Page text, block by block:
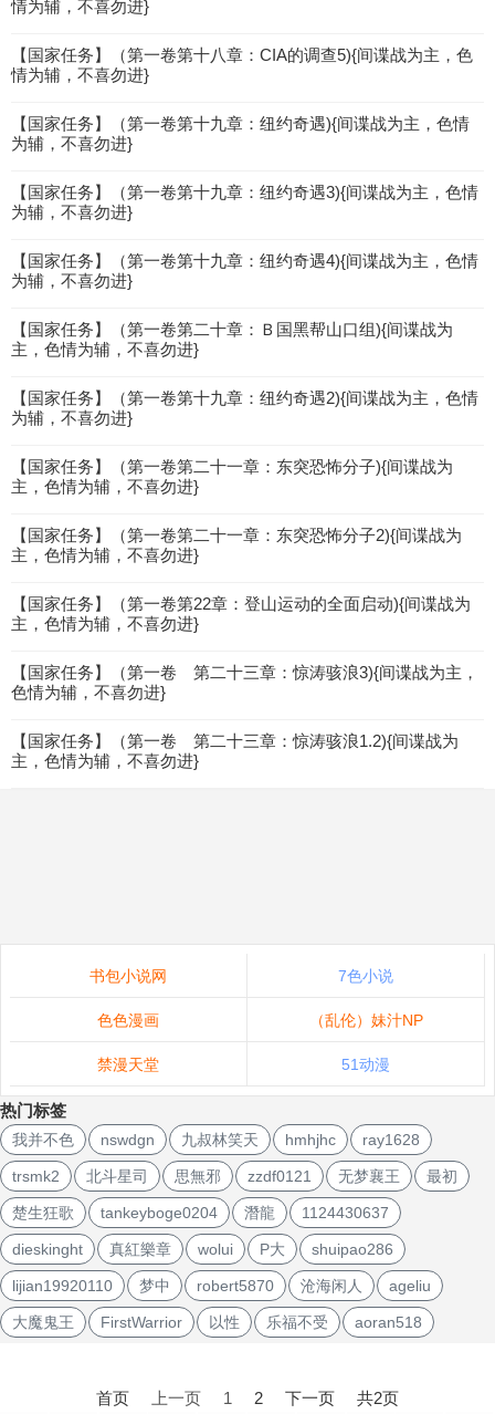
情为辅，不喜勿进}
【国家任务】（第一卷第十八章：CIA的调查5){间谍战为主，色
情为辅，不喜勿进}
【国家任务】（第一卷第十九章：纽约奇遇){间谍战为主，色情
为辅，不喜勿进}
【国家任务】（第一卷第十九章：纽约奇遇3){间谍战为主，色情
为辅，不喜勿进}
【国家任务】（第一卷第十九章：纽约奇遇4){间谍战为主，色情
为辅，不喜勿进}
【国家任务】（第一卷第二十章：Ｂ国黑帮山口组){间谍战为
主，色情为辅，不喜勿进}
【国家任务】（第一卷第十九章：纽约奇遇2){间谍战为主，色情
为辅，不喜勿进}
【国家任务】（第一卷第二十一章：东突恐怖分子){间谍战为
主，色情为辅，不喜勿进}
【国家任务】（第一卷第二十一章：东突恐怖分子2){间谍战为
主，色情为辅，不喜勿进}
【国家任务】（第一卷第22章：登山运动的全面启动){间谍战为
主，色情为辅，不喜勿进}
【国家任务】（第一卷 第二十三章：惊涛骇浪3){间谍战为主，
色情为辅，不喜勿进}
【国家任务】（第一卷 第二十三章：惊涛骇浪1.2){间谍战为
主，色情为辅，不喜勿进}
书包小说网 7色小说
色色漫画 （乱伦）妹汁NP
禁漫天堂 51动漫
热门标签
我并不色 nswdgn 九叔林笑天 hmhjhc ray1628
trsmk2 北斗星司 思無邪 zzdf0121 无梦襄王 最初
楚生狂歌 tankeyboge0204 潛龍 1124430637
dieskinght 真紅樂章 wolui P大 shuipao286
lijian19920110 梦中 robert5870 沧海闲人 ageliu
大魔鬼王 FirstWarrior 以性 乐福不受 aoran518
首页 上一页 1 2 下一页 共2页